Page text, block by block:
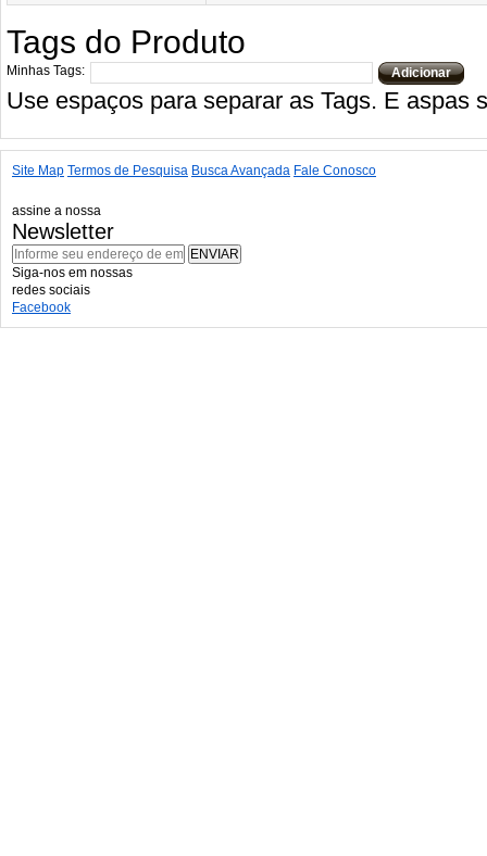
Tags do Produto
Minhas Tags: Adicionar
Use espaços para separar as Tags. E aspas
Site Map Termos de Pesquisa Busca Avançada Fale Conosco
assine a nossa
Newsletter
ENVIAR
Siga-nos em nossas
redes sociais
Facebook